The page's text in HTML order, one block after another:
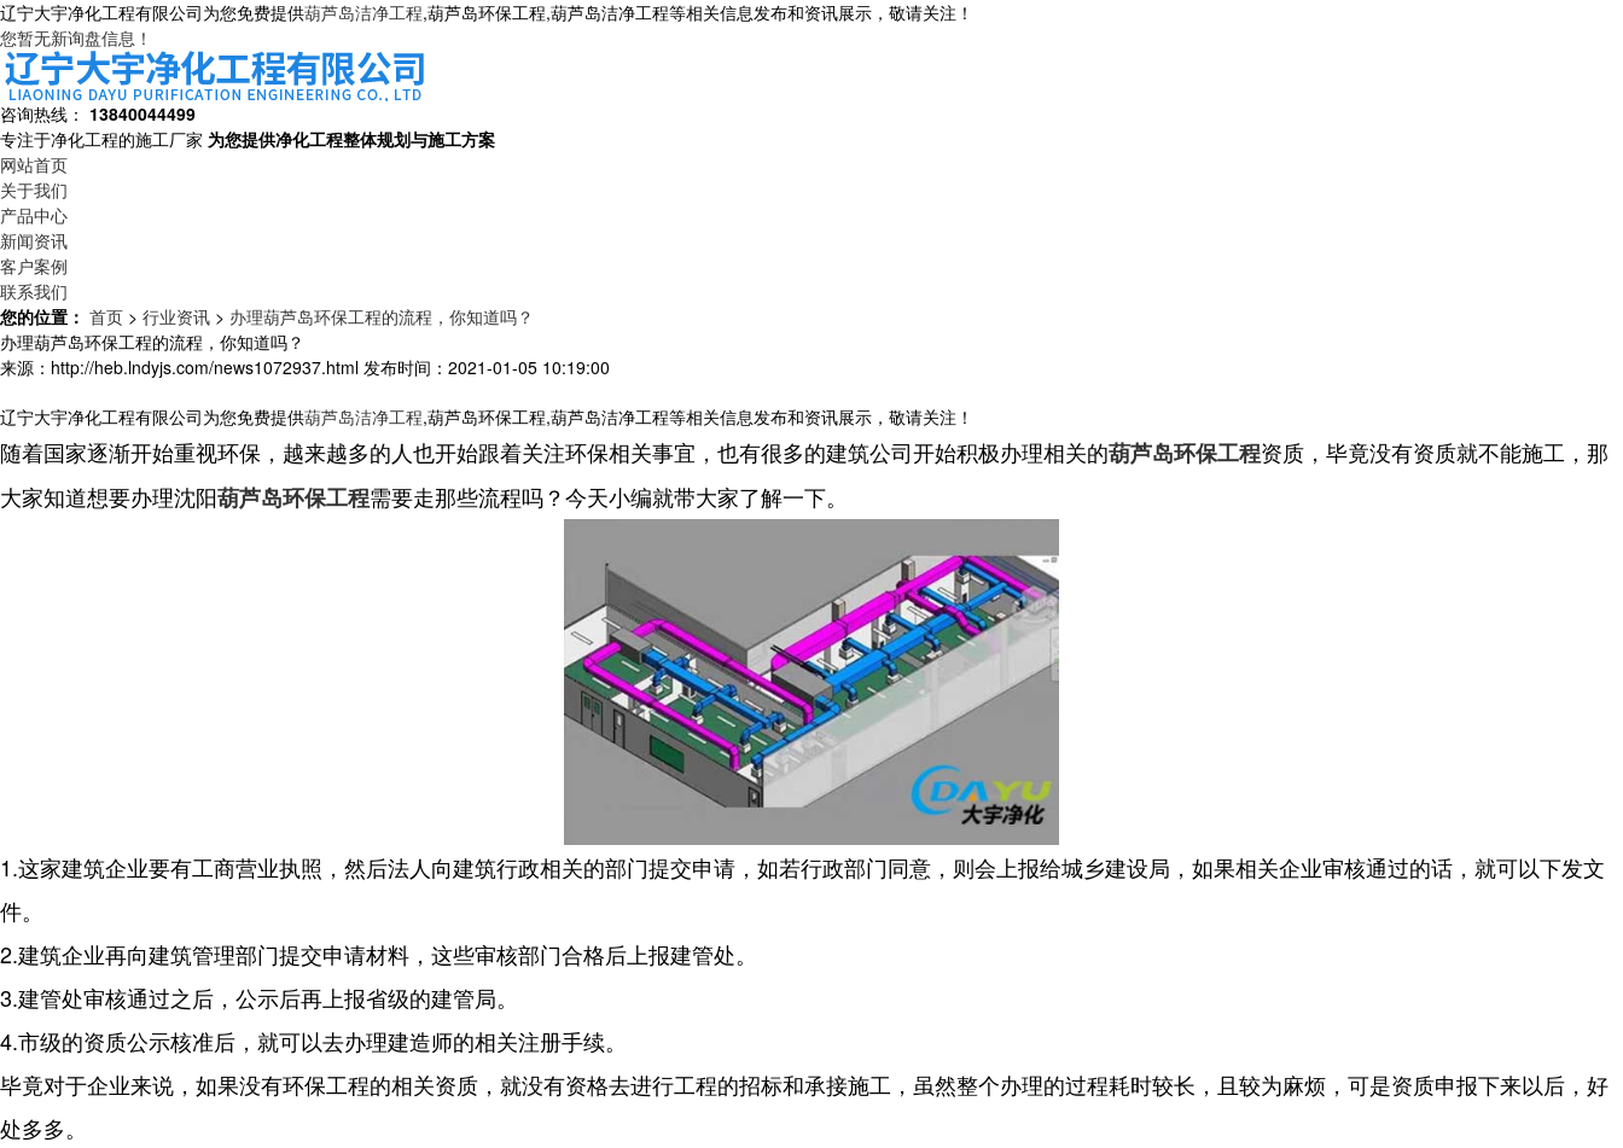
辽宁大宇净化工程有限公司为您免费提供葫芦岛洁净工程,葫芦岛环保工程,葫芦岛洁净工程等相关信息发布和资讯展示，敬请关注！
您暂无新询盘信息！
咨询热线： 13840044499
专注于净化工程的施工厂家 为您提供净化工程整体规划与施工方案
网站首页
关于我们
产品中心
新闻资讯
客户案例
联系我们
您的位置： 首页 > 行业资讯 > 办理葫芦岛环保工程的流程，你知道吗？
办理葫芦岛环保工程的流程，你知道吗？
来源：http://heb.lndyjs.com/news1072937.html 发布时间：2021-01-05 10:19:00
辽宁大宇净化工程有限公司为您免费提供葫芦岛洁净工程,葫芦岛环保工程,葫芦岛洁净工程等相关信息发布和资讯展示，敬请关注！
随着国家逐渐开始重视环保，越来越多的人也开始跟着关注环保相关事宜，也有很多的建筑公司开始积极办理相关的葫芦岛环保工程资质，毕竟没有资质就不能施工，那
大家知道想要办理沈阳葫芦岛环保工程需要走那些流程吗？今天小编就带大家了解一下。
1.这家建筑企业要有工商营业执照，然后法人向建筑行政相关的部门提交申请，如若行政部门同意，则会上报给城乡建设局，如果相关企业审核通过的话，就可以下发文
件。
2.建筑企业再向建筑管理部门提交申请材料，这些审核部门合格后上报建管处。
3.建管处审核通过之后，公示后再上报省级的建管局。
4.市级的资质公示核准后，就可以去办理建造师的相关注册手续。
毕竟对于企业来说，如果没有环保工程的相关资质，就没有资格去进行工程的招标和承接施工，虽然整个办理的过程耗时较长，且较为麻烦，可是资质申报下来以后，好
处多多。